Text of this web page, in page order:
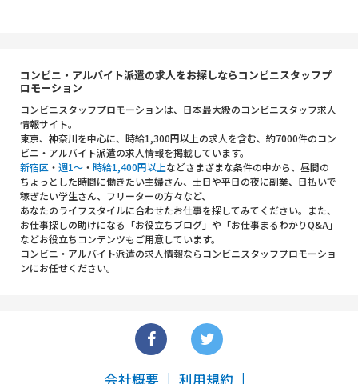
コンビニ・アルバイト派遣の求人をお探しならコンビニスタッフプ
ロモーション
コンビニスタッフプロモーションは、日本最大級のコンビニスタッフ求人
情報サイト。
東京、神奈川を中心に、時給1,300円以上の求人を含む、約7000件のコン
ビニ・アルバイト派遣の求人情報を掲載しています。
新宿区 ・ 週1～ ・ 時給1,400円以上などさまざまな条件の中から、昼間の
ちょっとした時間に働きたい主婦さん、土日や平日の夜に副業、日払いで
稼ぎたい学生さん、フリーターの方々など、
あなたのライフスタイルに合わせたお仕事を探してみてください。また、
お仕事探しの助けになる「お役立ちブログ」や「お仕事まるわかりQ&A」
などお役立ちコンテンツもご用意しています。
コンビニ・アルバイト派遣の求人情報ならコンビニスタッフプロモーショ
ンにお任せください。
会社概要 利用規約